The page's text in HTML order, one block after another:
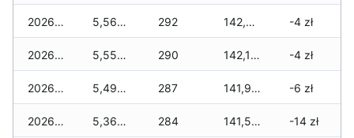
2026-04-11 5,560 zł 292 142,360 zł -4 zł
2026-04-10 5,550 zł 290 142,130 zł -4 zł
2026-04-09 5,490 zł 287 141,910 zł -6 zł
2026-04-08 5,360 zł 284 141,580 zł -14 zł